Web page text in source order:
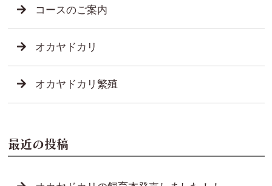
コースのご案内
オカヤドカリ
オカヤドカリ繁殖
最近の投稿